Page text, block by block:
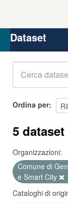
Organizzazioni
Gruppi
Dataset
Ordina per
5
Organizzazioni:
Comune di
e Smart City
Cataloghi di